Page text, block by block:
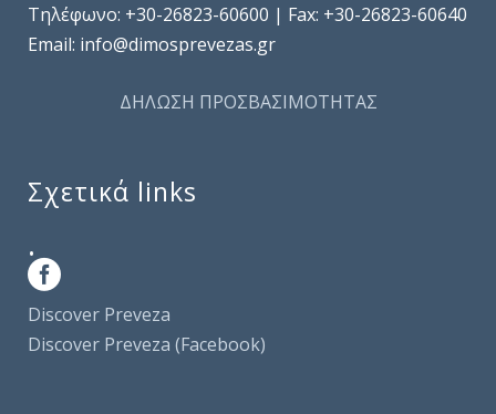
Τηλέφωνo: +30-26823-60600 | Fax: +30-26823-60640
Email: info@dimosprevezas.gr
ΔΗΛΩΣΗ ΠΡΟΣΒΑΣΙΜΟΤΗΤΑΣ
Σχετικά links
.
Discover Preveza
Discover Preveza (Facebook)